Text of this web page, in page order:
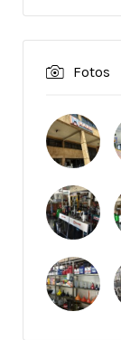
Fotos